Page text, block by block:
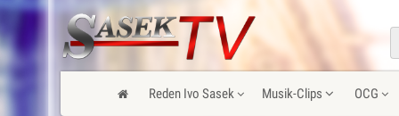
Reden Ivo Sasek Musik-Clips OCG